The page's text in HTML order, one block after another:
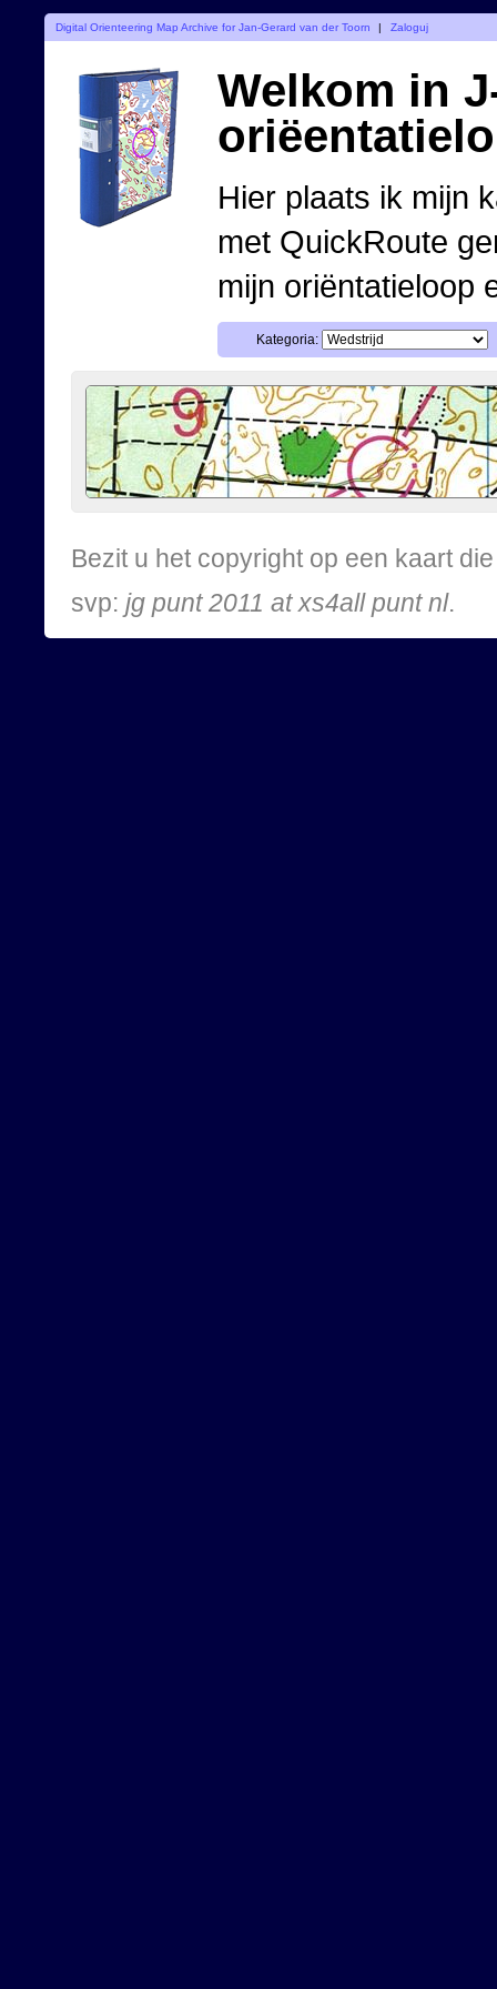
Digital Orienteering Map Archive for Jan-Gerard van der Toorn | Zaloguj
Welkom in
Hier plaats ik mijn
met QuickRoute
mijn oriëntatieloop
Kategoria:
Bezit u het copyright op een kaart
svp: jg punt 2011 at xs4all punt nl.